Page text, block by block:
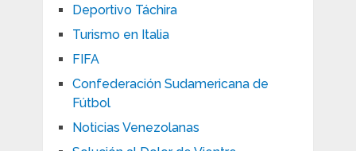
Deportivo Táchira
Turismo en Italia
FIFA
Confederación Sudamericana de
Fútbol
Noticias Venezolanas